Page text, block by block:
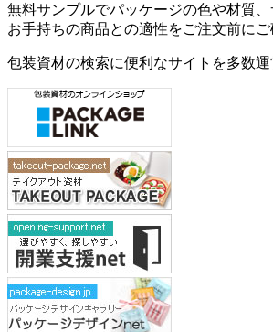
無料サンプルでパッケージの色や材質、
お手持ちの商品との適性をご注文前にご
包装資材の検索に便利なサイトを多数運